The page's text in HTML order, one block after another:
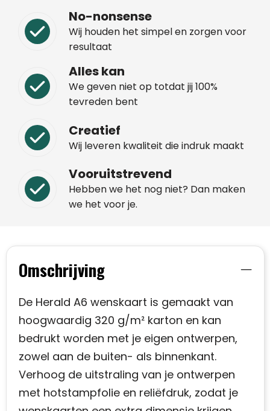
No-nonsense
Wij houden het simpel en zorgen voor
resultaat
Alles kan
We geven niet op totdat jij 100%
tevreden bent
Creatief
Wij leveren kwaliteit die indruk maakt
Vooruitstrevend
Hebben we het nog niet? Dan maken
we het voor je.
Omschrijving
De Herald A6 wenskaart is gemaakt van
hoogwaardig 320 g/m² karton en kan
bedrukt worden met je eigen ontwerpen,
zowel aan de buiten- als binnenkant.
Verhoog de uitstraling van je ontwerpen
met hotstampfolie en reliëfdruk, zodat je